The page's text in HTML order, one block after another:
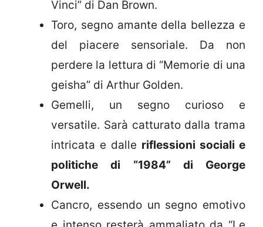
Vinci” di Dan Brown.
Toro, segno amante della bellezza e
del piacere sensoriale. Da non
perdere la lettura di “Memorie di una
geisha” di Arthur Golden.
Gemelli, un segno curioso e
versatile. Sarà catturato dalla trama
intricata e dalle riflessioni sociali e
politiche di “1984” di George
Orwell.
Cancro, essendo un segno emotivo